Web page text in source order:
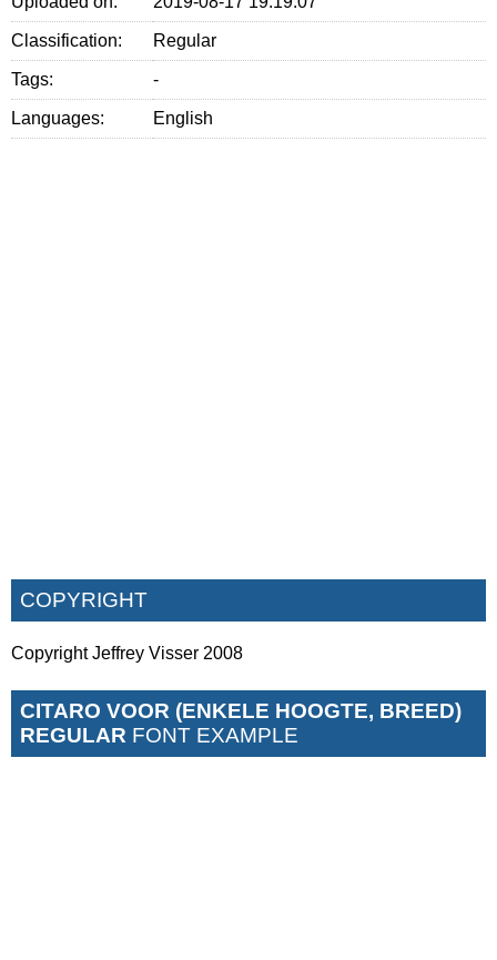
Classification: Regular
Tags: -
Languages: English
COPYRIGHT
Copyright Jeffrey Visser 2008
CITARO VOOR (ENKELE HOOGTE, BREED)
REGULAR FONT EXAMPLE